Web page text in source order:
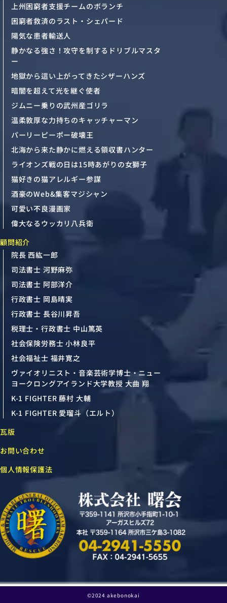
上州困窮者支援チームのボランチ
困窮者救済のラスト・シェパード
陽気な患者輸送人
静かなる強さ！攻守を制するドリブルマスタ
ー
地獄から這い上がってきたシザーハンズ
暗闇を超えて光を継ぐ使者
ジムニー乗りの武州産ゴリラ
温柔敦厚な力持ちのキャッチャーマン
パーリーピーポー破壊王
北海から来た静かに燃える領収書ハンター
ライオンズ戦の日は15時あがりの女獅子
猫好きの猫アレルギー参謀
酒豪のWeb&集客マジシャン
可愛い不良漫画家
偉大なるウッカリ八兵衛
顧問紹介
院長 西紘一郎
司法書士 河野麻弥
司法書士 阿部洋介
行政書士 岡島晴実
行政書士 長谷川昇吾
税理士・行政書士 中山篤英
社会保険労務士 小林良平
社会福祉士 福井寛之
ヴァイオリニスト・音楽芸術学博士・ニュー
ヨークロングアイランド大学教授 大曲 翔
K-1 FIGHTER 藤村 大輔
K-1 FIGHTER 愛瑠斗（エルト）
瓦版
お問い合わせ
個人情報保護法
©2024 akebonokai